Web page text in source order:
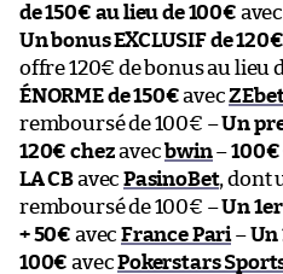
de 150€ au lieu de 100€ avec
Un bonus EXCLUSIF de 120€
offre 120€ de bonus au lieu
ÉNORME de 150€avec
remboursé de 100€ –Un
120€ chezavecbwin–100€
LA CBavecPasinoBet, dont
remboursé de 100€ –Un
+ 50€ avecFrance Pari–Un
100€ avecPokerstars